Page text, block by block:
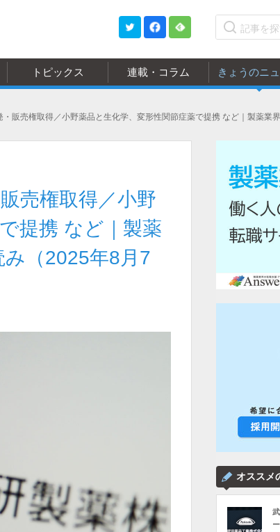
トピックス 連載・コラム きょうのニ
販売権取得／小野薬品と生化学、変形性関節症薬で提携 など｜製薬業
売権取得／小野
提携 など｜製薬
（2025年8月7
オススメ